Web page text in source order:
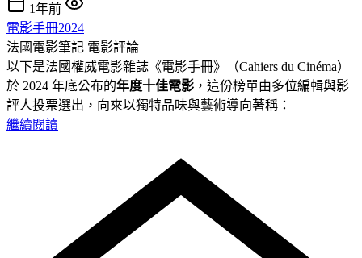
1年前
電影手冊2024
法國電影筆記 電影評論
以下是法國權威電影雜誌《電影手冊》（Cahiers du Cinéma）
於 2024 年底公布的年度十佳電影 ，這份榜單由多位編輯與影
評人投票選出，向來以獨特品味與藝術導向著稱：
繼續閱讀